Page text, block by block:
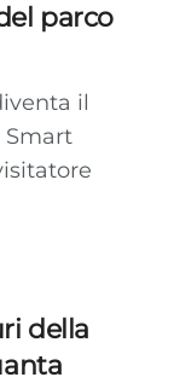
parco
il
Smart
della